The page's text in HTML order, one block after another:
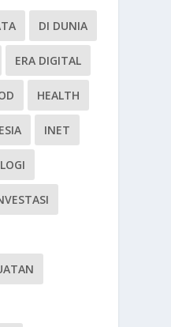
DI DUNIA
ERA DIGITAL
HEALTH
INET